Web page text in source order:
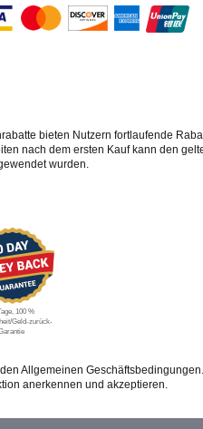
bieten Nutzern fortlaufende
nach dem ersten Kauf kann den
wurden.
100 %
Geld-zurück-
Allgemeinen
anerkennen und akzeptieren.